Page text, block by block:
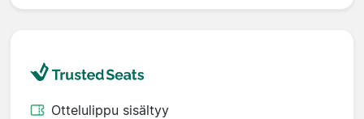
Ottelulippu sisältyy